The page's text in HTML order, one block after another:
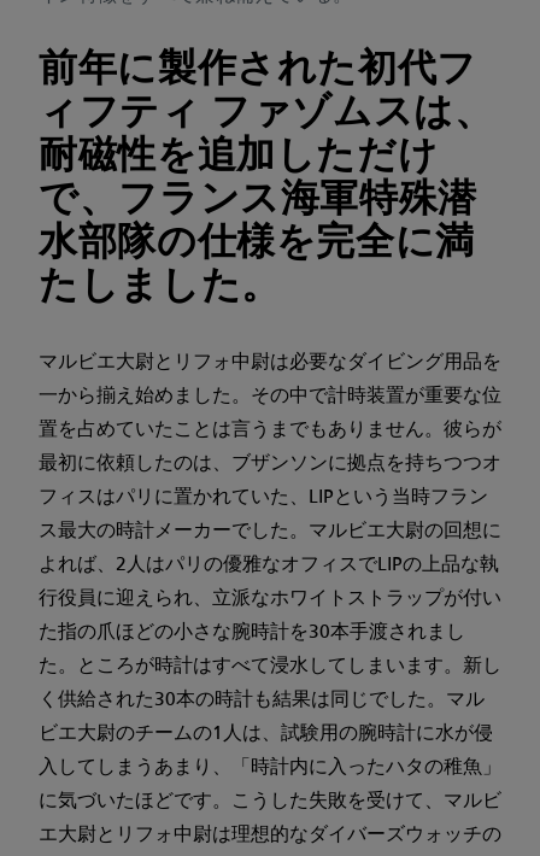
前年に製作された初代フ
ィフティ ファゾムスは、
耐磁性を追加しただけ
で、フランス海軍特殊潜
水部隊の仕様を完全に満
たしました。
マルビエ大尉とリフォ中尉は必要なダイビング用品を
一から揃え始めました。その中で計時装置が重要な位
置を占めていたことは言うまでもありません。彼らが
最初に依頼したのは、ブザンソンに拠点を持ちつつオ
フィスはパリに置かれていた、LIPという当時フラン
ス最大の時計メーカーでした。マルビエ大尉の回想に
よれば、2人はパリの優雅なオフィスでLIPの上品な執
行役員に迎えられ、立派なホワイトストラップが付い
た指の爪ほどの小さな腕時計を30本手渡されまし
た。ところが時計はすべて浸水してしまいます。新し
く供給された30本の時計も結果は同じでした。マル
ビエ大尉のチームの1人は、試験用の腕時計に水が侵
入してしまうあまり、「時計内に入ったハタの稚魚」
に気づいたほどです。こうした失敗を受けて、マルビ
エ大尉とリフォ中尉は理想的なダイバーズウォッチの